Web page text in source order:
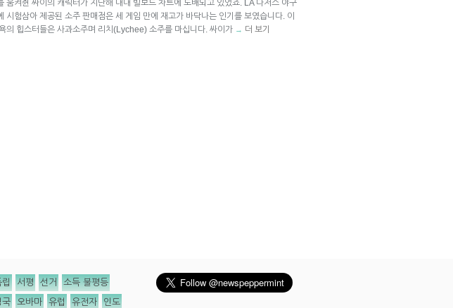
움켜쥔 싸이의 캐릭터가 지난해 내내 빌보드 차트에 도배되고 있었죠. LA 다저스 야구
시험삼아 제공된 소주 판매점은 세 게임 만에 재고가 바닥나는 인기를 보였습니다. 이
의 힙스터들은 사과소주며 리치(Lychee) 소주를 마십니다. 싸이가 → 더 보기
립 서평 선거 소득 불평등
국 오바마 유럽 유전자 인도